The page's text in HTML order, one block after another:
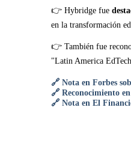
👉 Hybridge fue
en la transformación
👉 También fue
"Latin America
🔗 Nota en Forbes
🔗 Reconocimiento
🔗 Nota en El